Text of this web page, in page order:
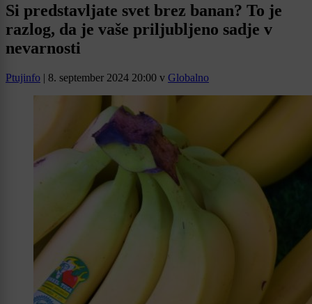
Si predstavljate svet brez banan? To je
razlog, da je vaše priljubljeno sadje v
nevarnosti
Ptujinfo | 8. september 2024 20:00 v Globalno